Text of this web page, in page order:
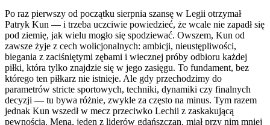
Po raz pierwszy od początku sierpnia szansę w Legii otrzymał
Patryk Kun — i trzeba uczciwie powiedzieć, że wcale nie zapadł się
pod ziemię, jak wielu mogło się spodziewać. Owszem, Kun od
zawsze żyje z cech wolicjonalnych: ambicji, nieustępliwości,
biegania z zaciśniętymi zębami i wiecznej próby odbioru każdej
piłki, która tylko znajdzie się w jego zasięgu. To fundament, bez
którego ten piłkarz nie istnieje. Ale gdy przechodzimy do
parametrów stricte sportowych, techniki, dynamiki czy finalnych
decyzji — tu bywa różnie, zwykle za często na minus. Tym razem
jednak Kun wszedł w mecz przeciwko Lechii z zaskakującą
pewnością. Mena, jeden z liderów gdańszczan, miał przy nim mniej